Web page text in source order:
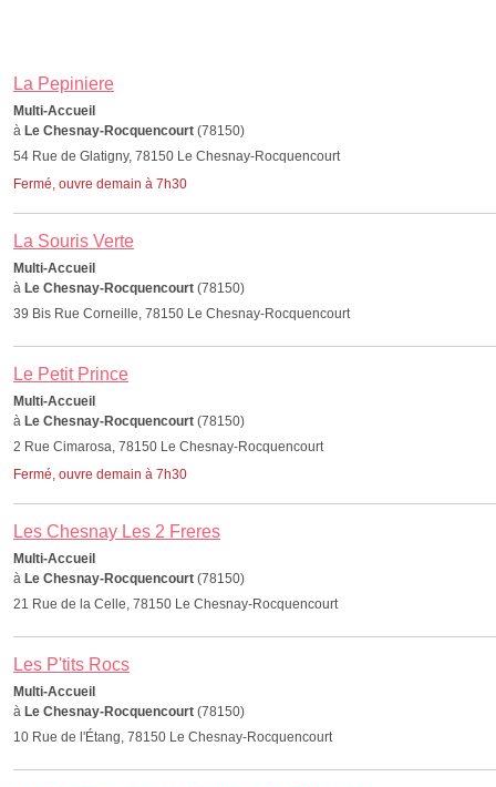
La Pepiniere
Multi-Accueil
à Le Chesnay-Rocquencourt (78150)
54 Rue de Glatigny, 78150 Le Chesnay-Rocquencourt
Fermé, ouvre demain à 7h30
La Souris Verte
Multi-Accueil
à Le Chesnay-Rocquencourt (78150)
39 Bis Rue Corneille, 78150 Le Chesnay-Rocquencourt
Le Petit Prince
Multi-Accueil
à Le Chesnay-Rocquencourt (78150)
2 Rue Cimarosa, 78150 Le Chesnay-Rocquencourt
Fermé, ouvre demain à 7h30
Les Chesnay Les 2 Freres
Multi-Accueil
à Le Chesnay-Rocquencourt (78150)
21 Rue de la Celle, 78150 Le Chesnay-Rocquencourt
Les P'tits Rocs
Multi-Accueil
à Le Chesnay-Rocquencourt (78150)
10 Rue de l'Étang, 78150 Le Chesnay-Rocquencourt